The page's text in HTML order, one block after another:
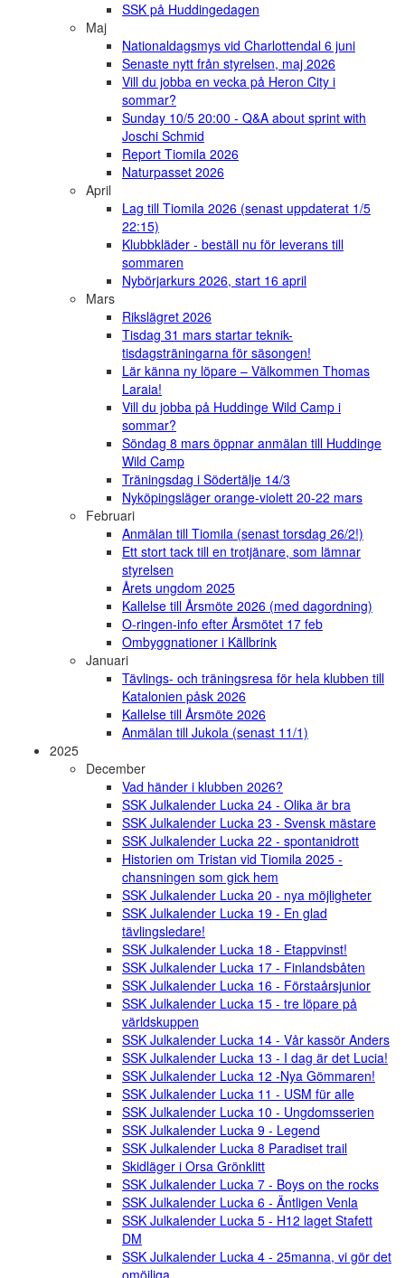
SSK på Huddingedagen
Maj
Nationaldagsmys vid Charlottendal 6 juni
Senaste nytt från styrelsen, maj 2026
Vill du jobba en vecka på Heron City i
sommar?
Sunday 10/5 20:00 - Q&A about sprint with
Joschi Schmid
Report Tiomila 2026
Naturpasset 2026
April
Lag till Tiomila 2026 (senast uppdaterat 1/5
22:15)
Klubbkläder - beställ nu för leverans till
sommaren
Nybörjarkurs 2026, start 16 april
Mars
Rikslägret 2026
Tisdag 31 mars startar teknik-
tisdagsträningarna för säsongen!
Lär känna ny löpare – Välkommen Thomas
Laraia!
Vill du jobba på Huddinge Wild Camp i
sommar?
Söndag 8 mars öppnar anmälan till Huddinge
Wild Camp
Träningsdag i Södertälje 14/3
Nyköpingsläger orange-violett 20-22 mars
Februari
Anmälan till Tiomila (senast torsdag 26/2!)
Ett stort tack till en trotjänare, som lämnar
styrelsen
Årets ungdom 2025
Kallelse till Årsmöte 2026 (med dagordning)
O-ringen-info efter Årsmötet 17 feb
Ombyggnationer i Källbrink
Januari
Tävlings- och träningsresa för hela klubben till
Katalonien påsk 2026
Kallelse till Årsmöte 2026
Anmälan till Jukola (senast 11/1)
2025
December
Vad händer i klubben 2026?
SSK Julkalender Lucka 24 - Olika är bra
SSK Julkalender Lucka 23 - Svensk mästare
SSK Julkalender Lucka 22 - spontanidrott
Historien om Tristan vid Tiomila 2025 -
chansningen som gick hem
SSK Julkalender Lucka 20 - nya möjligheter
SSK Julkalender Lucka 19 - En glad
tävlingsledare!
SSK Julkalender Lucka 18 - Etappvinst!
SSK Julkalender Lucka 17 - Finlandsbåten
SSK Julkalender Lucka 16 - Förstaårsjunior
SSK Julkalender Lucka 15 - tre löpare på
världskuppen
SSK Julkalender Lucka 14 - Vår kassör Anders
SSK Julkalender Lucka 13 - I dag är det Lucia!
SSK Julkalender Lucka 12 -Nya Gömmaren!
SSK Julkalender Lucka 11 - USM für alle
SSK Julkalender Lucka 10 - Ungdomsserien
SSK Julkalender Lucka 9 - Legend
SSK Julkalender Lucka 8 Paradiset trail
Skidläger i Orsa Grönklitt
SSK Julkalender Lucka 7 - Boys on the rocks
SSK Julkalender Lucka 6 - Äntligen Venla
SSK Julkalender Lucka 5 - H12 laget Stafett
DM
SSK Julkalender Lucka 4 - 25manna, vi gör det